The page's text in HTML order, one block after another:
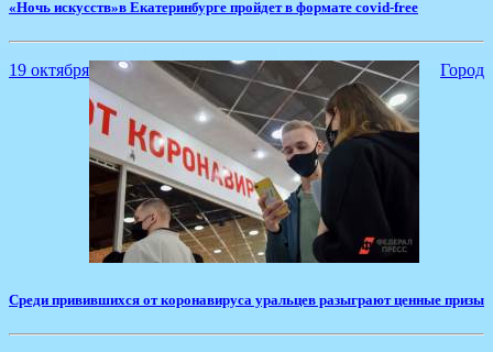
«Ночь искусств»в Екатеринбурге пройдет в формате covid-free
19 октября Город
Среди привившихся от коронавируса уральцев разыграют ценные призы